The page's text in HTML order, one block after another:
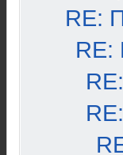
RE:
RE: